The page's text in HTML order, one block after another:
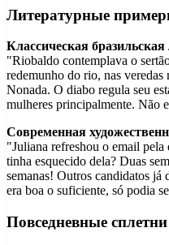
Литературные
Классическая бразильская
"Riobaldo contemplava o
redemunho do rio, nas veredas
Nonada. O diabo regula seu
mulheres principalmente. Não
Современная
"Juliana refreshou o email
tinha esquecido dela? Duas
semanas! Outros candidatos já
era boa o suficiente, só podia
Повседневные сплетни